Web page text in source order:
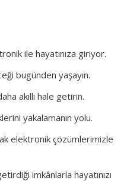
ile hayatınıza giriyor.
bugünden yaşayın.
akıllı hale getirin.
yakalamanın yolu.
elektronik çözümlerimizle
imkânlarla hayatınızı